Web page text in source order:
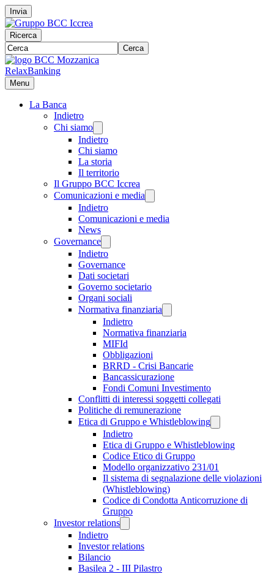
Invia
Ricerca
Cerca
RelaxBanking
Menu
La Banca
Indietro
Chi siamo
Indietro
Chi siamo
La storia
Il territorio
Il Gruppo BCC Iccrea
Comunicazioni e media
Indietro
Comunicazioni e media
News
Governance
Indietro
Governance
Dati societari
Governo societario
Organi sociali
Normativa finanziaria
Indietro
Normativa finanziaria
MIFId
Obbligazioni
BRRD - Crisi Bancarie
Bancassicurazione
Fondi Comuni Investimento
Conflitti di interessi soggetti collegati
Politiche di remunerazione
Etica di Gruppo e Whistleblowing
Indietro
Etica di Gruppo e Whistleblowing
Codice Etico di Gruppo
Modello organizzativo 231/01
Il sistema di segnalazione delle violazioni
(Whistleblowing)
Codice di Condotta Anticorruzione di
Gruppo
Investor relations
Indietro
Investor relations
Bilancio
Basilea 2 - III Pilastro